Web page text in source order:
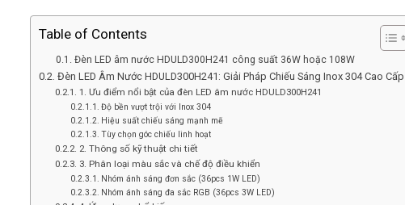
Table of Contents
Đèn LED âm nước HDULD300H241 công suất 36W hoặc 108W
Đèn LED Âm Nước HDULD300H241: Giải Pháp Chiếu Sáng Inox 304 Cao Cấp
1. Ưu điểm nổi bật của đèn LED âm nước HDULD300H241
Độ bền vượt trội với Inox 304
Hiệu suất chiếu sáng mạnh mẽ
Tùy chọn góc chiếu linh hoạt
2. Thông số kỹ thuật chi tiết
3. Phân loại màu sắc và chế độ điều khiển
Nhóm ánh sáng đơn sắc (36pcs 1W LED)
Nhóm ánh sáng đa sắc RGB (36pcs 3W LED)